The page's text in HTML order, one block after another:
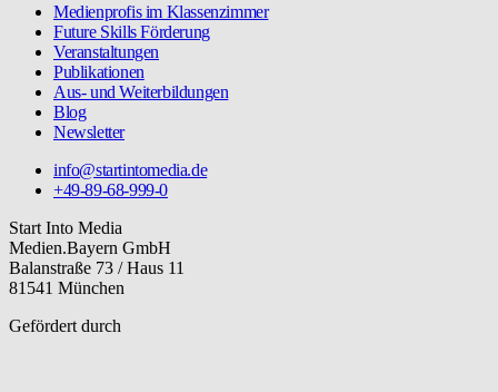
Medienprofis im Klassenzimmer
Future Skills Förderung
Veranstaltungen
Publikationen
Aus- und Weiterbildungen
Blog
Newsletter
info@startintomedia.de
+49-89-68-999-0
Start Into Media
Medien.Bayern GmbH
Balanstraße 73 / Haus 11
81541 München
Gefördert durch